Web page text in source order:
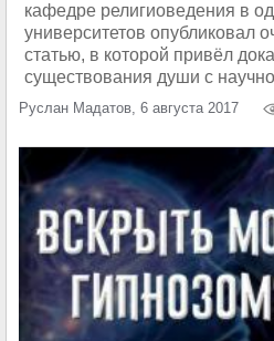
кафедре религиоведения в
университетов опубликовал
статью, в которой привёл
существования души с
Руслан Мадатов, 6 августа 2017